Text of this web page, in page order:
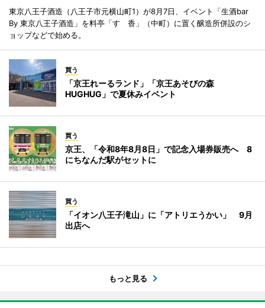
東京八王子酒造（八王子市元横山町1）が8月7日、イベント「生酒bar
By 東京八王子酒造」を料亭「すゞ香」（中町）に置く醸造所併設のシ
ョップなどで始める。
買う
「京王れーるランド」「京王あそびの森
HUGHUG」で夏休みイベント
買う
京王、「令和8年8月8日」で記念入場券販売へ 8
にちなんだ駅がセットに
買う
「イオン八王子滝山」に「アトリエうかい」 9月
出店へ
もっと見る